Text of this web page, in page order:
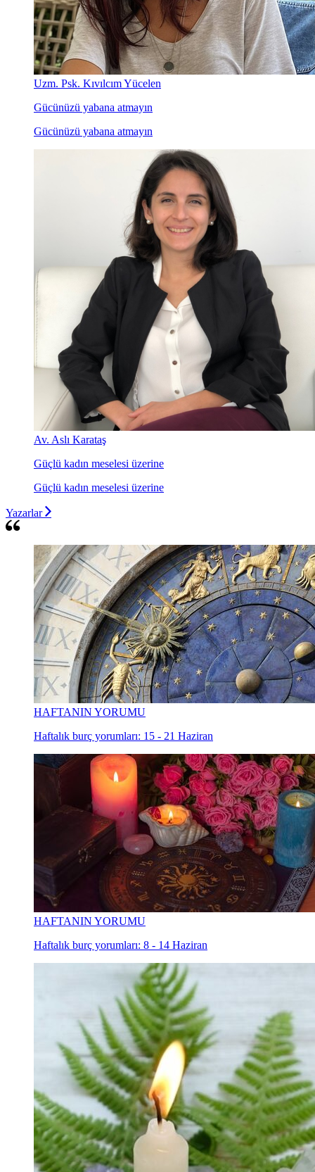
Uzm. Psk. Kıvılcım Yücelen
Gücünüzü yabana atmayın
Gücünüzü yabana atmayın
Av. Aslı Karataş
Güçlü kadın meselesi üzerine
Güçlü kadın meselesi üzerine
Yazarlar
HAFTANIN YORUMU
Haftalık burç yorumları: 15 - 21 Haziran
HAFTANIN YORUMU
Haftalık burç yorumları: 8 - 14 Haziran